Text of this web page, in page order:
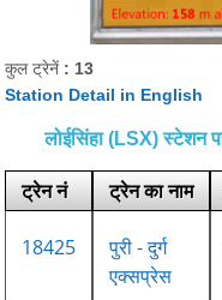
कुल ट्रेनें : 13
Station Detail in English
लोईसिंहा (LSX) स्टेशन
ट्रेन नं ट्रेन का नाम
18425
पुरी - दुर्ग
एक्सप्रेस